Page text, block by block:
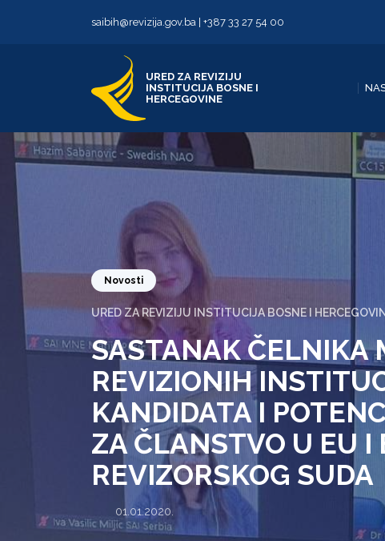
saibih@revizija.gov.ba +387 33 27 54 00
URED ZA REVIZIJU
INSTITUCIJA BOSNE I
HERCEGOVINE
Novosti
URED ZA REVIZIJU INSTITUCIJA BOSNE I
SASTANAK ČELNIKA
REVIZIONIH
KANDIDATA I
ZA ČLANSTVO U EU I
REVIZORSKOG SUDA
01.01.2020.